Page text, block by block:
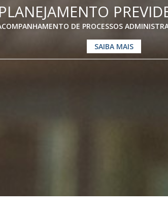
DE PROCESSOS
SAIBA MAIS